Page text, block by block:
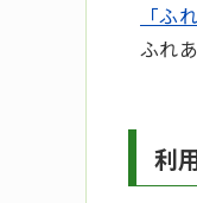
「ふ
ふれ
利